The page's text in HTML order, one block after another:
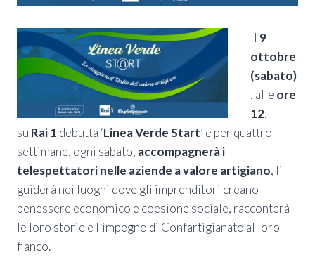
Il 9
ottobre
(sabato)
, alle ore
12,
su Rai 1 debutta ‘Linea Verde Start’ e per quattro
settimane, ogni sabato, accompagnerà i
telespettatori nelle aziende a valore artigiano, li
guiderà nei luoghi dove gli imprenditori creano
benessere economico e coesione sociale, racconterà
le loro storie e l’impegno di Confartigianato al loro
fianco.